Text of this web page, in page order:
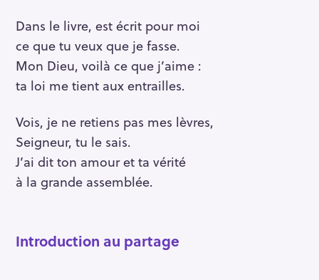
Dans le livre, est écrit pour moi
ce que tu veux que je fasse.
Mon Dieu, voilà ce que j’aime :
ta loi me tient aux entrailles.
Vois, je ne retiens pas mes lèvres,
Seigneur, tu le sais.
J’ai dit ton amour et ta vérité
à la grande assemblée.
Introduction au partage